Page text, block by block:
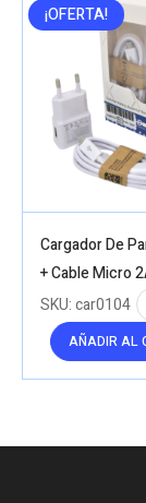
¡OFERTA!
Cargador De
+ Cable Micro
AÑADIR AL
SKU:car0104